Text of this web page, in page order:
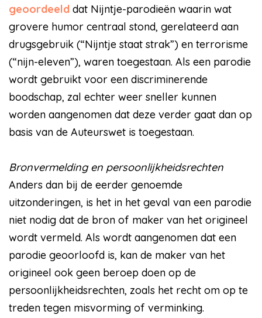
geoordeeld dat Nijntje-parodieën waarin wat
grovere humor centraal stond, gerelateerd aan
drugsgebruik (“Nijntje staat strak”) en terrorisme
(“nijn-eleven”), waren toegestaan. Als een parodie
wordt gebruikt voor een discriminerende
boodschap, zal echter weer sneller kunnen
worden aangenomen dat deze verder gaat dan op
basis van de Auteurswet is toegestaan.
Bronvermelding en persoonlijkheidsrechten
Anders dan bij de eerder genoemde
uitzonderingen, is het in het geval van een parodie
niet nodig dat de bron of maker van het origineel
wordt vermeld. Als wordt aangenomen dat een
parodie geoorloofd is, kan de maker van het
origineel ook geen beroep doen op de
persoonlijkheidsrechten, zoals het recht om op te
treden tegen misvorming of verminking.